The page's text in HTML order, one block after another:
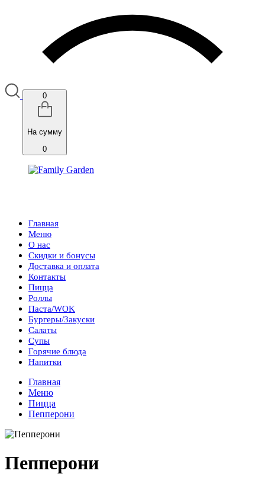
0
На сумму
0
Главная
Меню
О нас
Скидки и бонусы
Доставка и оплата
Контакты
Пицца
Роллы
Паста/WOK
Бургеры/Закуски
Салаты
Супы
Горячие блюда
Напитки
Главная
Меню
Пицца
Пепперони
Пепперони